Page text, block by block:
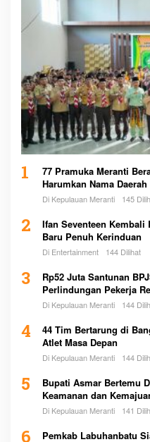
1
77 Pramuka Meranti
Harumkan Nama Daerah
Di Kepulauan Meranti 145
2
Ifan Seventeen Kembali
Baru Penuh Kerinduan
Di Entertainment 144 Dilihat
3
Rp52 Juta Santunan
Perlindungan Pekerja
Di Kepulauan Meranti 144
4
44 Tim Bertarung di
Atlet Masa Depan
Di Kepulauan Meranti 144
5
Bupati Asmar Bertemu
Keamanan dan
Di Kepulauan Meranti 141
Pemkab Labuhanbatu